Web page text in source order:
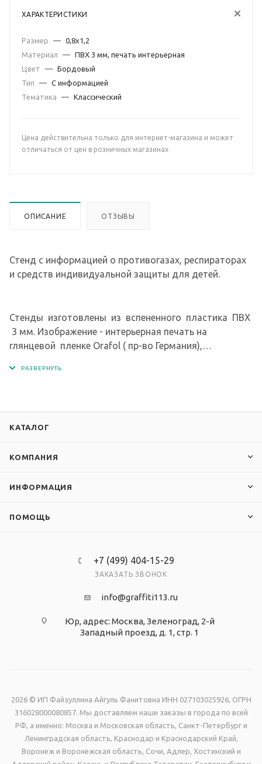
ХАРАКТЕРИСТИКИ
Размер — 0,8х1,2
Материал
— ПВХ 3 мм, печать интерьерная
Цвет
— Бордовый
Тип
— С информацией
Тематика
— Классический
Цена действительна только для интернет-магазина и может
отличаться от цен в розничных магазинах
ОПИСАНИЕ ОТЗЫВЫ
Стенд с информацией о противогазах, респираторах
и средств индивидуальной защиты для детей.
Стенды изготовлены из вспененного пластика ПВХ
3 мм. Изображение - интерьерная печать на
глянцевой пленке Orafol ( пр-во Германия),
1440 dpi.
КАТАЛОГ
КОМПАНИЯ
ИНФОРМАЦИЯ
ПОМОЩЬ
+7 (499) 404-15-29
ЗАКАЗАТЬ ЗВОНОК
info@graffiti113.ru
Юр, адрес: Москва, Зеленоград, 2-й
Западный проезд, д. 1, стр. 1
2026 © ИП Файзуллина Айгуль Фанитовна ИНН 027103025926, ОГРН
316028000080857. Мы доставляем наши заказы в города по всей
РФ, а именно: Москва и Московская область, Санкт-Петербург и
Ленинградская область, Краснодар и Краснодарский Край,
Воронеж и Воронежская область, Сочи, Адлер, Хостинский и